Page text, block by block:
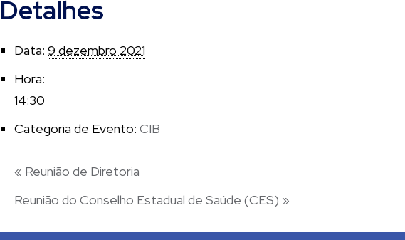
Detalhes
Data: 9 dezembro 2021
Hora:
14:30
Categoria de Evento: CIB
« Reunião de Diretoria
Reunião do Conselho Estadual de Saúde (CES) »